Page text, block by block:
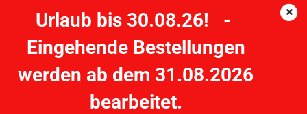
Urlaub bis 30.08.26! -
Eingehende Bestellungen
werden ab dem 31.08.2026
bearbeitet.
Großspule